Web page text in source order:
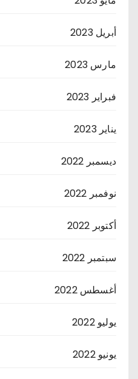
أبريل 2023
مارس 2023
فبراير 2023
يناير 2023
ديسمبر 2022
نوفمبر 2022
أكتوبر 2022
سبتمبر 2022
أغسطس 2022
يوليو 2022
يونيو 2022